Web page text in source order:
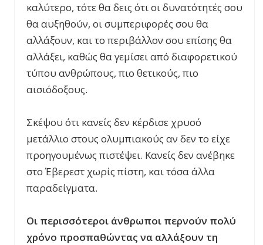
καλύτερο, τότε θα δεις ότι οι δυνατότητές σου
θα αυξηθούν, οι συμπεριφορές σου θα
αλλάξουν, και το περιβάλλον σου επίσης θα
αλλάξει, καθώς θα γεμίσει από διαφορετικού
τύπου ανθρώπους, πιο θετικούς, πιο
αισιόδοξους.
Σκέψου ότι κανείς δεν κέρδισε χρυσό
μετάλλιο στους ολυμπιακούς αν δεν το είχε
προηγουμένως πιστέψει. Κανείς δεν ανέβηκε
στο Έβερεστ χωρίς πίστη, και τόσα άλλα
παραδείγματα.
Οι περισσότεροι άνθρωποι περνούν πολύ
χρόνο προσπαθώντας να αλλάξουν τη